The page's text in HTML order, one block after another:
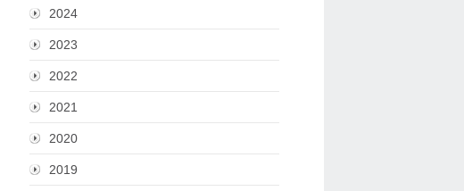
2024
2023
2022
2021
2020
2019